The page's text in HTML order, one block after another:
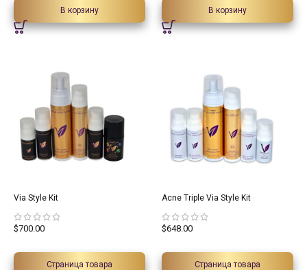
В корзину В корзину
Via Style Kit
$700.00
Страница товара
Acne Triple Via Style Kit
$648.00
Страница товара